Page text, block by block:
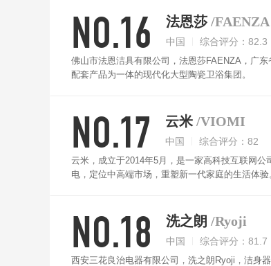
NO.16 法恩莎 /FAENZA
中国 综合评分：82.3
佛山市法恩洁具有限公司，法恩莎FAENZA，广
配套产品为一体的现代化大型陶瓷卫浴集团。
NO.17 云米 /VIOMI
中国 综合评分：82
云米，成立于2014年5月，是一家高科技互联网
电，定位中高端市场，重塑新一代家庭的生活体
NO.18 洗之朗 /Ryoji
中国 综合评分：81.7
西安三花良治电器有限公司，洗之朗Ryoji，洁身